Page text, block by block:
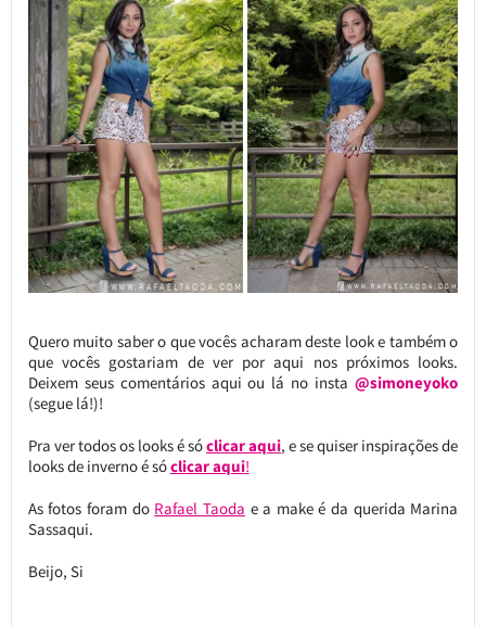
Quero muito saber o que vocês acharam deste look e também o
que vocês gostariam de ver por aqui nos próximos looks.
Deixem seus comentários aqui ou lá no insta@simoneyoko
(segue lá!)!
Pra ver todos os looks é sóclicar aqui, e se quiser inspirações de
looks de inverno é sóclicar aqui!
As fotos foram do Rafael Taoda e a make é da querida Marina
Sassaqui.
Beijo, Si